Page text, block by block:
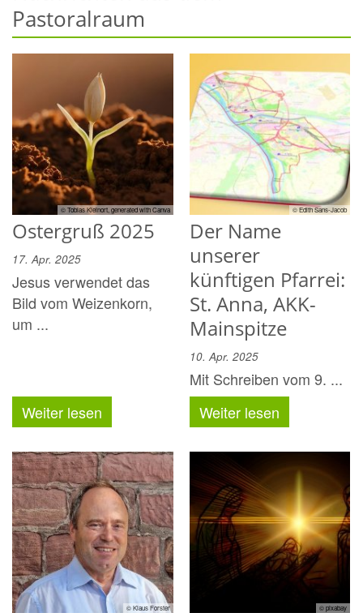
Pastoralraum
© Tobias Kleinort, generated with Canva
Ostergruß 2025
17. Apr. 2025
Jesus verwendet das
Bild vom Weizenkorn,
um ...
Weiter lesen
© Edith Sans-Jacob
Der Name
unserer
künftigen Pfarrei:
St. Anna, AKK-
Mainspitze
10. Apr. 2025
Mit Schreiben vom 9. ...
Weiter lesen
© Klaus Forster © pixabay